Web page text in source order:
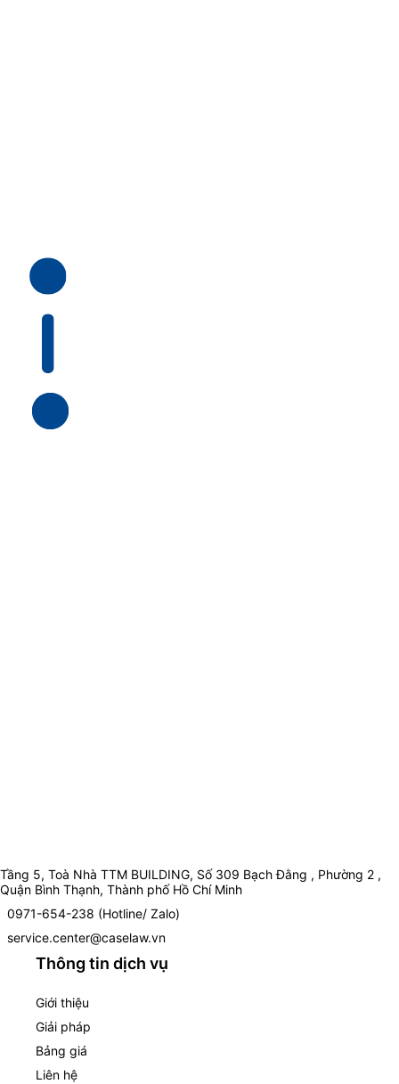
Tầng 5, Toà Nhà TTM BUILDING, Số 309 Bạch Đằng , Phường 2 ,
Quận Bình Thạnh, Thành phố Hồ Chí Minh
0971-654-238 (Hotline/ Zalo)
service.center@caselaw.vn
Thông tin dịch vụ
Giới thiệu
Giải pháp
Bảng giá
Liên hệ